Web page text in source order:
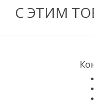
С ЭТИМ